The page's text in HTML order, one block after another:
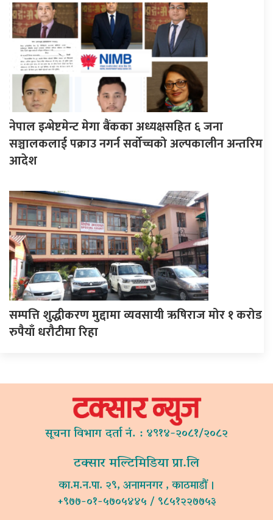
नेपाल इन्भेष्टमेन्ट मेगा बैंकका अध्यक्षसहित ६ जना
सञ्चालकलाई पक्राउ नगर्न सर्वोच्चको अल्पकालीन अन्तरिम
आदेश
सम्पत्ति शुद्धीकरण मुद्दामा व्यवसायी ऋषिराज मोर १ करोड
रुपैयाँ धरौटीमा रिहा
सूचना विभाग दर्ता नं. : ४९१४-२०८१/२०८२
टक्सार मल्टिमिडिया प्रा.लि
का.म.न.पा. २९, अनामनगर , काठमाडौं ।
+९७७-०१-५७०५४४५ / ९८५१२२७७५३